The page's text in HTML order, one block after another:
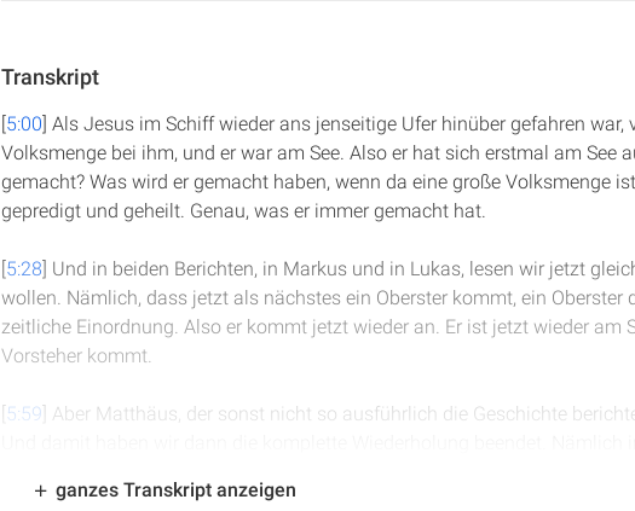
Transkript
[5:00] Als Jesus im Schiff wieder ans jenseitige Ufer hinüber gefahren war,
Volksmenge bei ihm, und er war am See. Also er hat sich erstmal am See
gemacht? Was wird er gemacht haben, wenn da eine große Volksmenge
gepredigt und geheilt. Genau, was er immer gemacht hat.
[5:28] Und in beiden Berichten, in Markus und in Lukas, lesen wir jetzt
wollen. Nämlich, dass jetzt als nächstes ein Oberster kommt, ein Oberster
zeitliche Einordnung. Also er kommt jetzt wieder an. Er ist jetzt wieder am
Vorsteher kommt.
[5:59] Aber Matthäus, der sonst nicht so ausführlich die Geschichte
beiden Geschichten, die wir am Ende vor der Sommerpause studiert
ganzes Transkript anzeigen